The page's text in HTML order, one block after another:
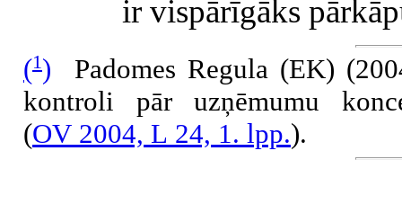
ir vispārīgāks
(1) Padomes Regula (EK)
kontroli pār uzņēmumu
(OV 2004, L 24, 1. lpp.).